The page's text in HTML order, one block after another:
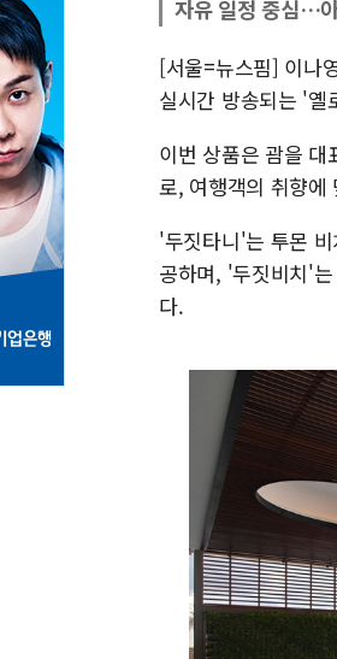
자유 일정 중심…
[서울=뉴스핌] 이나
실시간 방송되는 '옐
이번 상품은 괌을
로, 여행객의 취향에
'두짓타니'는 투몬
공하며, '두짓비치'
다.